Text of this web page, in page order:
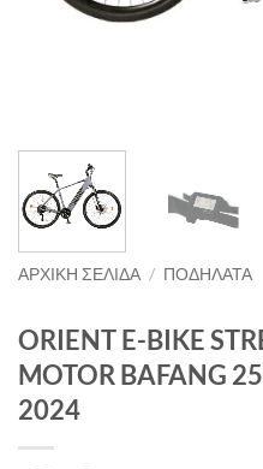
ΑΡΧΙΚΉ ΣΕΛΊΔΑ / ΠΟΔΗΛΑΤΑ
ORIENT E-BIKE
MOTOR BAFANG
2024